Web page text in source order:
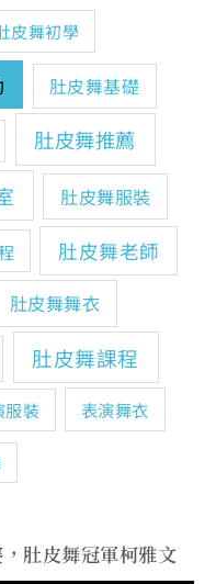
皮舞初學
肚皮舞基礎
肚皮舞推薦
肚皮舞服裝
肚皮舞老師
肚皮舞舞衣
肚皮舞課程
服裝 表演舞衣
肚皮舞冠軍柯雅文